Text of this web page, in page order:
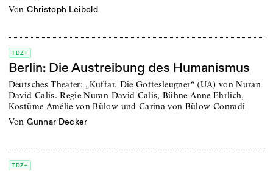
von Christoph Leibold
TDZ+
Berlin: Die Austreibung des Humanismus
Deutsches Theater: „Kuffar. Die Gottesleugner“ (UA) von Nuran
David Calis. Regie Nuran David Calis, Bühne Anne Ehrlich,
Kostüme Amélie von Bülow und Carina von Bülow-Conradi
von Gunnar Decker
TDZ+